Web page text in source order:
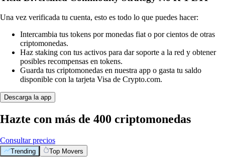
Una vez verificada tu cuenta, esto es todo lo que puedes hacer:
Intercambia tus tokens por monedas fiat o por cientos de otras
criptomonedas.
Haz staking con tus activos para dar soporte a la red y obtener
posibles recompensas en tokens.
Guarda tus criptomonedas en nuestra app o gasta tu saldo
disponible con la tarjeta Visa de Crypto.com.
Descarga la app
Hazte con más de 400 criptomonedas
Consultar precios
Trending Top Movers